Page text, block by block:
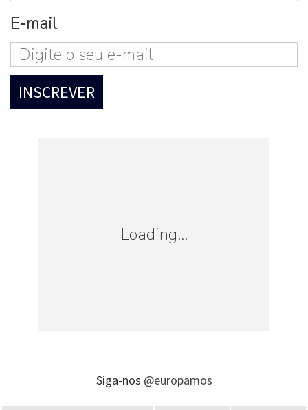
E-mail
Loading...
Siga-nos @europamos